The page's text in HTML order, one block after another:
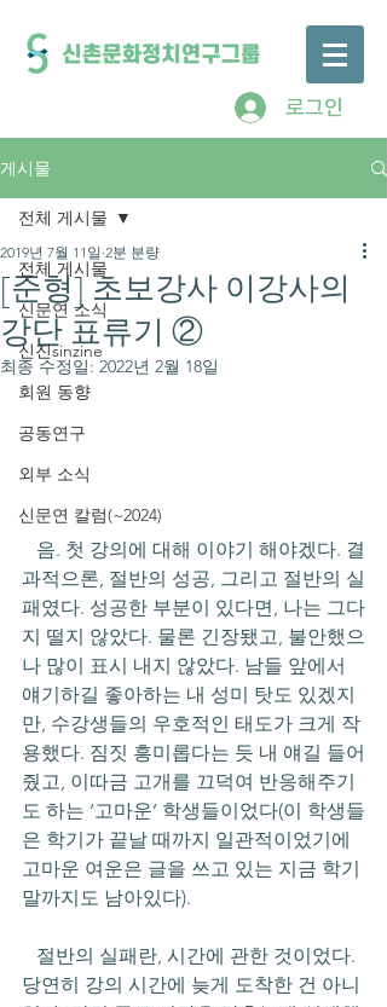
로그인
게시물
전체 게시물
신문연 소식
신진sinzine
회원 동향
공동연구
외부 소식
신문연 칼럼(~2024)
전체 게시물
[준형] 초보강사 이강사의
강단 표류기 ②
2019년 7월 11일 2분 분량
최종 수정일: 2022년 2월 18일
과적으론, 절반의 성공, 그리고 절반의 실
패였다. 성공한 부분이 있다면, 나는 그다
지 떨지 않았다. 물론 긴장됐고, 불안했으
나 많이 표시 내지 않았다. 남들 앞에서
얘기하길 좋아하는 내 성미 탓도 있겠지
만, 수강생들의 우호적인 태도가 크게 작
용했다. 짐짓 흥미롭다는 듯 내 얘길 들어
줬고, 이따금 고개를 끄덕여 반응해주기
도 하는 ‘고마운’ 학생들이었다(이 학생들
은 학기가 끝날 때까지 일관적이었기에
고마운 여운은 글을 쓰고 있는 지금 학기
말까지도 남아있다).
당연히 강의 시간에 늦게 도착한 건 아니